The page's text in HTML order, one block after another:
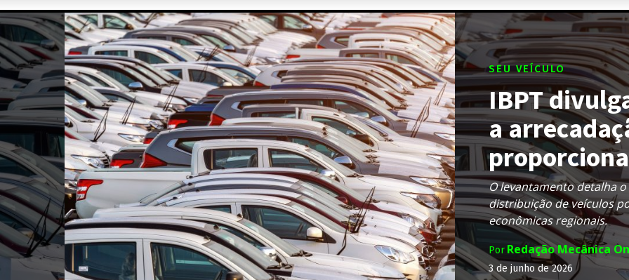
SEU VEÍCULO
IBPT
a
O levantamento detalha
distribuição de veículos
econômicas regionais.
Por Redação Mecânica
3 de junho de 2026